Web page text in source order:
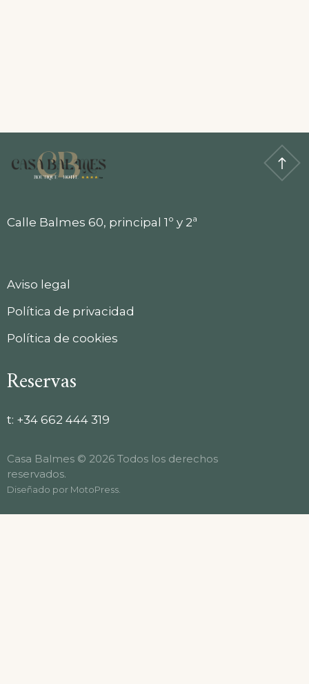
Calle Balmes 60, principal 1º y 2ª
Aviso legal
Política de privacidad
Política de cookies
Reservas
t: +34 662 444 319
Casa Balmes © 2026 Todos los derechos
reservados.
Diseñado por MotoPress